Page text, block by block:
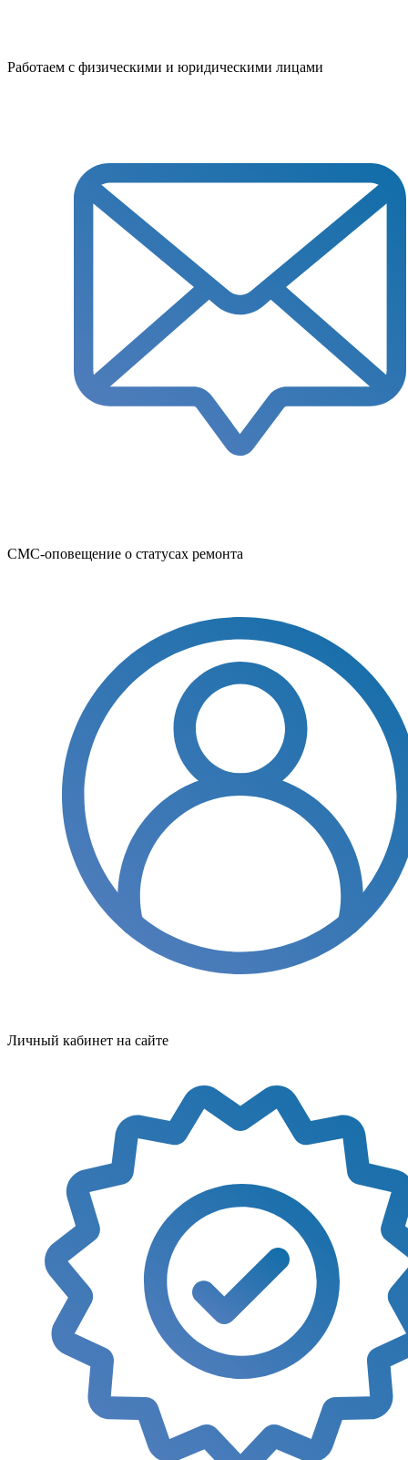
Работаем с физическими и юридическими лицами
СМС-оповещение о статусах ремонта
Личный кабинет на сайте